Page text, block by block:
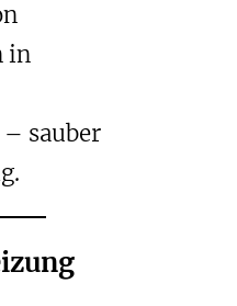
in
sauber